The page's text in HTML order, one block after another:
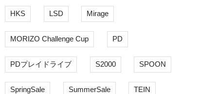
HKS LSD Mirage
MORIZO Challenge Cup PD
PDプレイドライブ S2000 SPOON
SpringSale SummerSale TEIN